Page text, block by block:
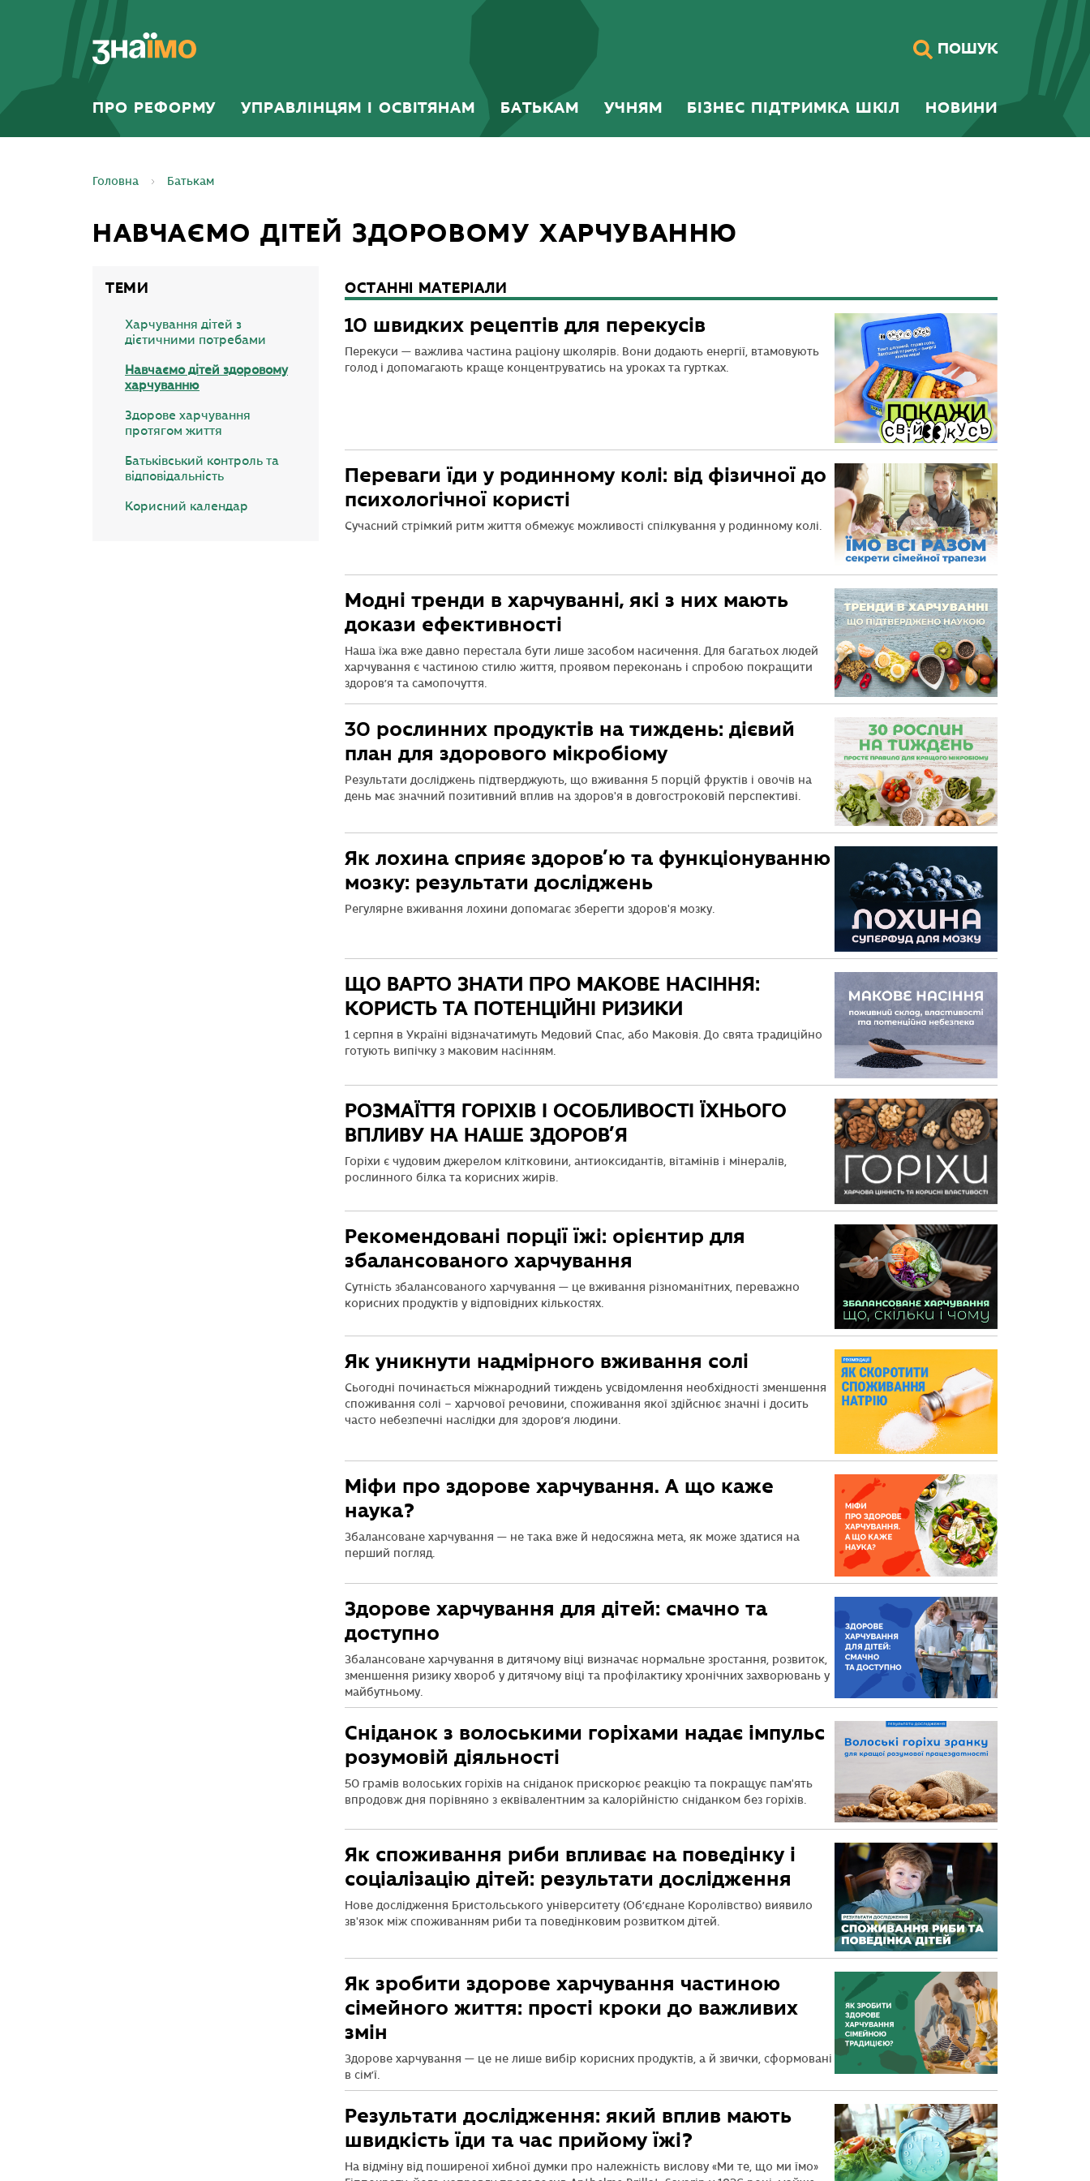
ПЕРЕЙТИ ДО
ГОЛОВНОГО
ВМІСТУ
ПОШУК
ПРО РЕФОРМУ УПРАВЛІНЦЯМ І ОСВІТЯНАМ БАТЬКАМ УЧНЯМ БІЗНЕС ПІДТРИМКА ШКІЛ НОВИНИ
Головна Батькам
НАВЧАЄМО ДІТЕЙ ЗДОРОВОМУ ХАРЧУВАННЮ
ТЕМИ
Харчування дітей з
дієтичними потребами
Навчаємо дітей здоровому
харчуванню
Здорове харчування
протягом життя
Батьківський контроль та
відповідальність
Корисний календар
ОСТАННІ МАТЕРІАЛИ
10 швидких рецептів для перекусів
Перекуси — важлива частина раціону школярів. Вони додають енергії, втамовують
голод і допомагають краще концентруватись на уроках та гуртках.
Переваги їди у родинному колі: від фізичної до
психологічної користі
Сучасний стрімкий ритм життя обмежує можливості спілкування у родинному колі.
Модні тренди в харчуванні, які з них мають
докази ефективності
Наша їжа вже давно перестала бути лише засобом насичення. Для багатьох людей
харчування є частиною стилю життя, проявом переконань і спробою покращити
здоров’я та самопочуття.
30 рослинних продуктів на тиждень: дієвий
план для здорового мікробіому
Результати досліджень підтверджують, що вживання 5 порцій фруктів і овочів на
день має значний позитивний вплив на здоров'я в довгостроковій перспективі.
Як лохина сприяє здоров’ю та функціонуванню
мозку: результати досліджень
Регулярне вживання лохини допомагає зберегти здоров'я мозку.
ЩО ВАРТО ЗНАТИ ПРО МАКОВЕ НАСІННЯ:
КОРИСТЬ ТА ПОТЕНЦІЙНІ РИЗИКИ
1 серпня в Україні відзначатимуть Медовий Спас, або Маковія. До свята традиційно
готують випічку з маковим насінням.
РОЗМАЇТТЯ ГОРІХІВ І ОСОБЛИВОСТІ ЇХНЬОГО
ВПЛИВУ НА НАШЕ ЗДОРОВ’Я
Горіхи є чудовим джерелом клітковини, антиоксидантів, вітамінів і мінералів,
рослинного білка та корисних жирів.
Рекомендовані порції їжі: орієнтир для
збалансованого харчування
Сутність збалансованого харчування — це вживання різноманітних, переважно
корисних продуктів у відповідних кількостях.
Як уникнути надмірного вживання солі
Сьогодні починається міжнародний тиждень усвідомлення необхідності зменшення
споживання солі – харчової речовини, споживання якої здійснює значні і досить
часто небезпечні наслідки для здоров’я людини.
Міфи про здорове харчування. А що каже
наука?
Збалансоване харчування — не така вже й недосяжна мета, як може здатися на
перший погляд.
Здорове харчування для дітей: смачно та
доступно
Збалансоване харчування в дитячому віці визначає нормальне зростання, розвиток,
зменшення ризику хвороб у дитячому віці та профілактику хронічних захворювань у
майбутньому.
Сніданок з волоськими горіхами надає імпульс
розумовій діяльності
50 грамів волоських горіхів на сніданок прискорює реакцію та покращує пам'ять
впродовж дня порівняно з еквівалентним за калорійністю сніданком без горіхів.
Як споживання риби впливає на поведінку і
соціалізацію дітей: результати дослідження
Нове дослідження Бристольського університету (Об’єднане Королівство) виявило
зв'язок між споживанням риби та поведінковим розвитком дітей.
Як зробити здорове харчування частиною
сімейного життя: прості кроки до важливих
змін
Здорове харчування — це не лише вибір корисних продуктів, а й звички, сформовані
в сім’ї.
Результати дослідження: який вплив мають
швидкість їди та час прийому їжі?
На відміну від поширеної хибної думки про належність вислову «Ми те, що ми їмо»